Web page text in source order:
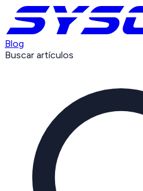
Blog
Buscar artículos